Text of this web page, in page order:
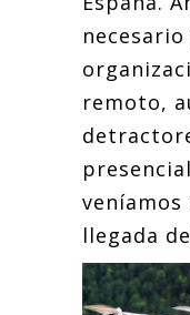
remoto,
llegada